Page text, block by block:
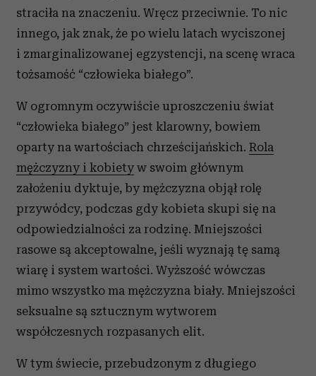
straciła na znaczeniu. Wręcz przeciwnie. To nic
innego, jak znak, że po wielu latach wyciszonej
i zmarginalizowanej egzystencji, na scenę wraca
tożsamość “człowieka białego”.
W ogromnym oczywiście uproszczeniu świat
“człowieka białego” jest klarowny, bowiem
oparty na wartościach chrześcijańskich. Rola
mężczyzny i kobiety w swoim głównym
założeniu dyktuje, by mężczyzna objął rolę
przywódcy, podczas gdy kobieta skupi się na
odpowiedzialności za rodzinę. Mniejszości
rasowe są akceptowalne, jeśli wyznają tę samą
wiarę i system wartości. Wyższość wówczas
mimo wszystko ma mężczyzna biały. Mniejszości
seksualne są sztucznym wytworem
współczesnych rozpasanych elit.
W tym świecie, przebudzonym z długiego